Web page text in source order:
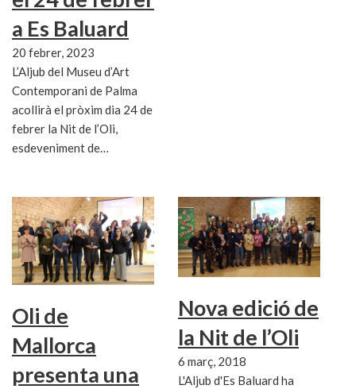
a Es Baluard
20 febrer, 2023
L’Aljub del Museu d’Art
Contemporani de Palma
acollirà el pròxim dia 24 de
febrer la Nit de l’Oli,
esdeveniment de…
Oli de
Mallorca
presenta una
Nova edició de
la Nit de l’Oli
6 març, 2018
L'Aljub d'Es Baluard ha